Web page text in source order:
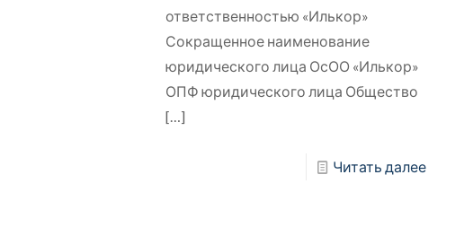
ответственностью «Илькор»
Сокращенное наименование
юридического лица ОсОО «Илькор»
ОПФ юридического лица Общество
[…]
Читать далее